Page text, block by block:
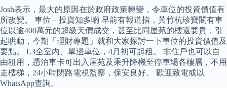
Josh表示，最大的原因在於政府政策轉變，令車位的投資價值有
所改變。 車位 – 投資知多啲 早前有報道指，黃竹杭珍寶閣有車
位以逾400萬元的超級天價成交，甚至比同屋苑的樓還要貴，引
起哄動，今期「理財專題」就和大家探討一下車位的投資價值及
要點。 L3全室內、單邊車位，4月初可起租。 非住戶也可以自
由租用，憑泊車卡可出入屋苑及乘升降機至停車場各樓層，不用
走樓梯，24小時閉路電視監察，保安良好。 歡迎致電或以
WhatsApp查詢。